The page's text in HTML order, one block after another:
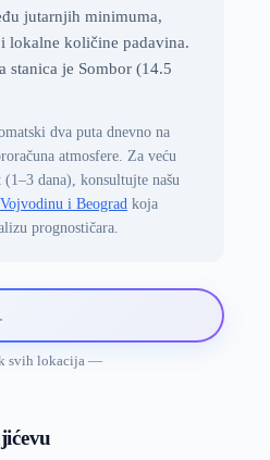
jutarnjih minimuma,
lokalne količine padavina.
stanica je Sombor (14.5
dva puta dnevno na
atmosfere. Za veću
dana), konsultujte našu
i Beogradkoja
prognostičara.
svih lokacija —